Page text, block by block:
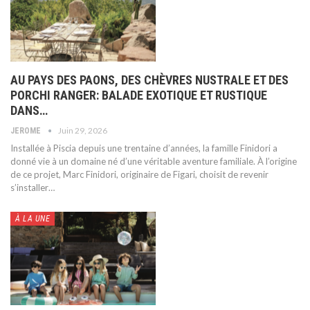
AU PAYS DES PAONS, DES CHÈVRES NUSTRALE ET DES
PORCHI RANGER: BALADE EXOTIQUE ET RUSTIQUE
DANS…
JEROME Juin 29, 2026
Installée à Piscia depuis une trentaine d’années, la famille Finidori a
donné vie à un domaine né d’une véritable aventure familiale. À l’origine
de ce projet, Marc Finidori, originaire de Figari, choisit de revenir
s’installer…
À LA UNE